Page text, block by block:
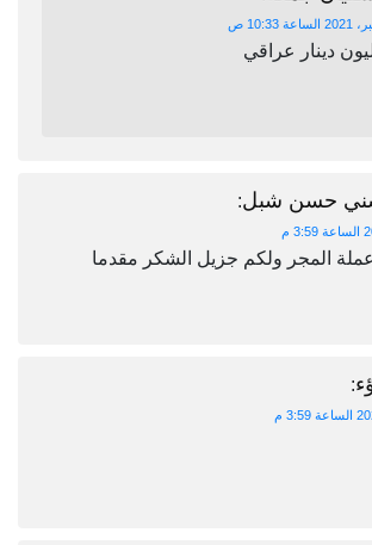
حسن شبل:
عملة المجر ولكم جزيل الشكر مقدما
: